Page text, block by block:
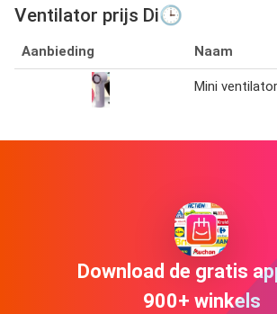
Ventilator prijs Di🕒
Aanbieding Naam
Mini ventilator
Download de gratis
900+ winkels